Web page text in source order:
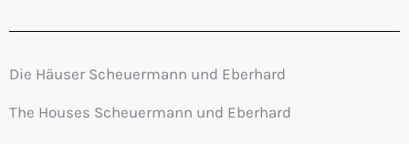
Die Häuser Scheuermann und Eberhard
The Houses Scheuermann und Eberhard